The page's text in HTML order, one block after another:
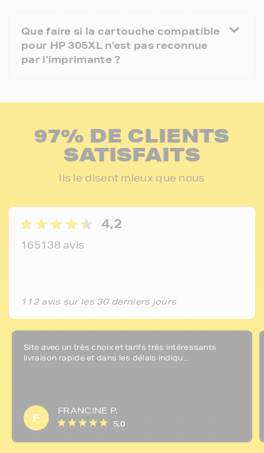
Que faire si la cartouche compatible
pour HP 305XL n'est pas reconnue
par l'imprimante ?
97% DE CLIENTS
SATISFAITS
Ils le disent mieux que nous
4,2
165138 avis
112 avis sur les 30 derniers jours
Site avec un très choix et tarifs très intéressants
livraison rapide et dans les délais indiqu...
F
FRANCINE P.
5,0